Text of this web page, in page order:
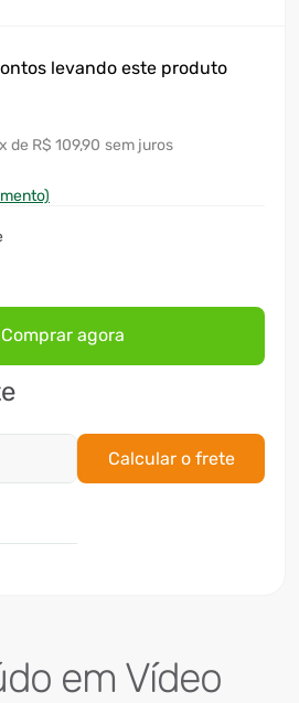
levando este produto
x R$ 109,90 sem juros
Comprar agora
Calcular o frete
em Vídeo